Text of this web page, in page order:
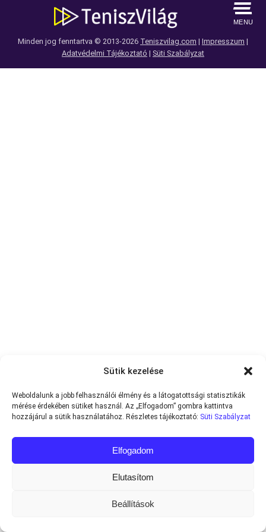
Sütik kezelése
Weboldalunk a jobb felhasználói élmény és a látogatottsági statisztikák
mérése érdekében sütiket használ. Az „Elfogadom” gombra kattintva
hozzájárul a sütik használatához. Részletes tájékoztató: Süti Szabályzat
Elfogadom
Elutasítom
Beállítások
MENU
Minden jog fenntartva © 2013-2026 Teniszvilag.com | Impresszum |
Adatvédelmi Tájékoztató | Süti Szabályzat